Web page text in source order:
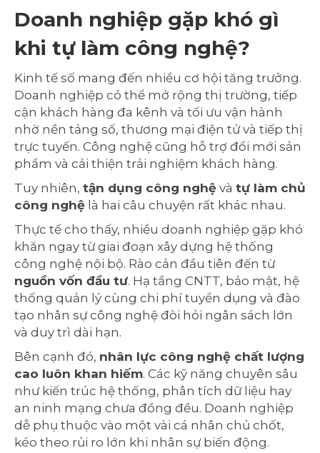
Doanh nghiệp gặp khó gì
khi tự làm công nghệ?
Kinh tế số mang đến nhiều cơ hội tăng trưởng.
Doanh nghiệp có thể mở rộng thị trường, tiếp
cận khách hàng đa kênh và tối ưu vận hành
nhờ nền tảng số, thương mại điện tử và tiếp thị
trực tuyến. Công nghệ cũng hỗ trợ đổi mới sản
phẩm và cải thiện trải nghiệm khách hàng.
Tuy nhiên, tận dụng công nghệ và tự làm chủ
công nghệ là hai câu chuyện rất khác nhau.
Thực tế cho thấy, nhiều doanh nghiệp gặp khó
khăn ngay từ giai đoạn xây dựng hệ thống
công nghệ nội bộ. Rào cản đầu tiên đến từ
nguồn vốn đầu tư. Hạ tầng CNTT, bảo mật, hệ
thống quản lý cùng chi phí tuyển dụng và đào
tạo nhân sự công nghệ đòi hỏi ngân sách lớn
và duy trì dài hạn.
Bên cạnh đó, nhân lực công nghệ chất lượng
cao luôn khan hiếm. Các kỹ năng chuyên sâu
như kiến trúc hệ thống, phân tích dữ liệu hay
an ninh mạng chưa đồng đều. Doanh nghiệp
dễ phụ thuộc vào một vài cá nhân chủ chốt,
kéo theo rủi ro lớn khi nhân sự biến động.